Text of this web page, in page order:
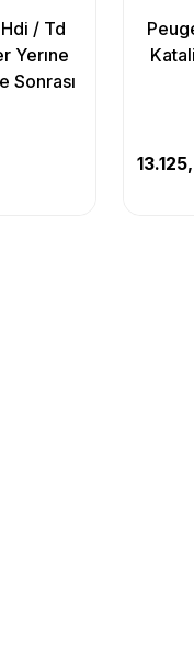
/ Td
Yerıne
Sonrası